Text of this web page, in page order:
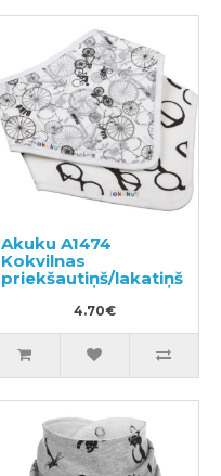
Akuku A1474
Kokvilnas
priekšautiņš/lakatiņš
4.70€